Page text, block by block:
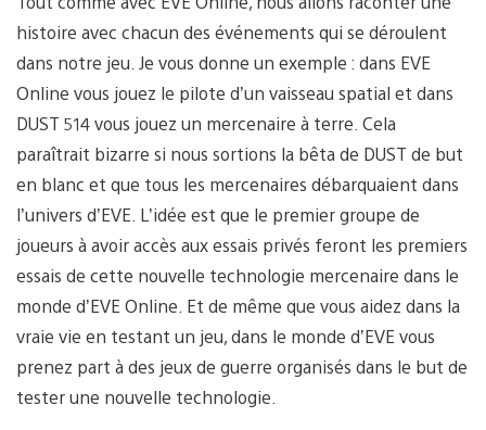
histoire avec chacun des événements qui se déroulent
dans notre jeu. Je vous donne un exemple : dans EVE
Online vous jouez le pilote d’un vaisseau spatial et dans
DUST 514 vous jouez un mercenaire à terre. Cela
paraîtrait bizarre si nous sortions la bêta de DUST de but
en blanc et que tous les mercenaires débarquaient dans
l’univers d’EVE. L’idée est que le premier groupe de
joueurs à avoir accès aux essais privés feront les premiers
essais de cette nouvelle technologie mercenaire dans le
monde d’EVE Online. Et de même que vous aidez dans la
vraie vie en testant un jeu, dans le monde d’EVE vous
prenez part à des jeux de guerre organisés dans le but de
tester une nouvelle technologie.